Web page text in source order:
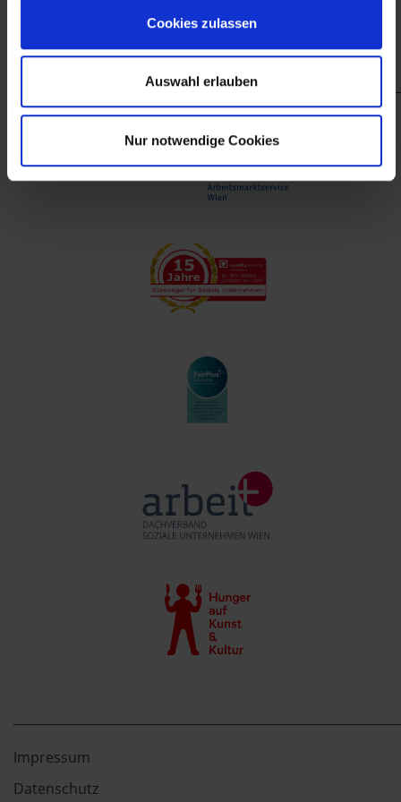
Cookies zulassen
Auswahl erlauben
Nur notwendige Cookies
finanzieller Unterstützung des Arbeitsmarktservice
Wien.
Impressum
Datenschutz